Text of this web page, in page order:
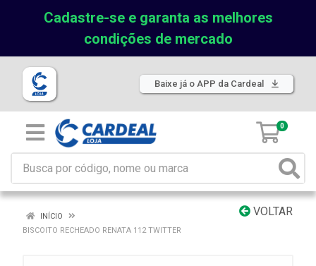
Cadastre-se e garanta as melhores
condições de mercado
Baixe já o APP da Cardeal
0
VOLTAR
INÍCIO
BISCOITO RECHEADO RENATA 112 TWITTER